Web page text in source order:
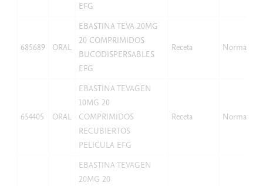
EFG
685689 ORAL
EBASTINA TEVA 20MG
20 COMPRIMIDOS
BUCODISPERSABLES
EFG
Receta Normal
654405 ORAL
EBASTINA TEVAGEN
10MG 20
COMPRIMIDOS
RECUBIERTOS
PELICULA EFG
Receta Normal
EBASTINA TEVAGEN
20MG 20